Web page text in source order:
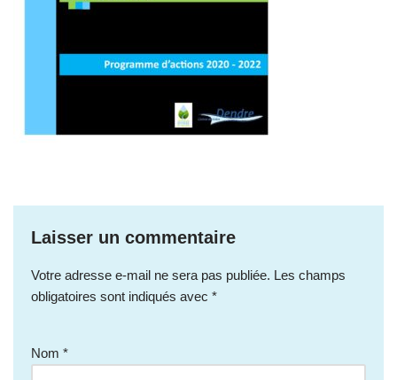
Laisser un commentaire
Votre adresse e-mail ne sera pas publiée. Les champs
obligatoires sont indiqués avec *
Nom *